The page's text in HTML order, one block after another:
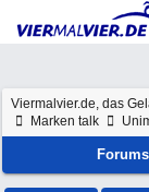
Viermalvier.de, das
Marken talk
Forums